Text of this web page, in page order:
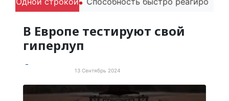
В Европе тестируют свой
гиперлуп
13 Сентябрь 2024